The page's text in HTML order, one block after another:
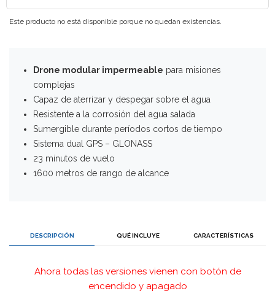
era:
es:
Este producto no está disponible porque no quedan existencias.
Drone modular impermeable para misiones
complejas
Capaz de aterrizar y despegar sobre el agua
Resistente a la corrosión del agua salada
Sumergible durante períodos cortos de tiempo
Sistema dual GPS – GLONASS
23 minutos de vuelo
1600 metros de rango de alcance
DESCRIPCIÓN QUÉ INCLUYE CARACTERÍSTICAS
Ahora todas las versiones vienen con botón de
encendido y apagado